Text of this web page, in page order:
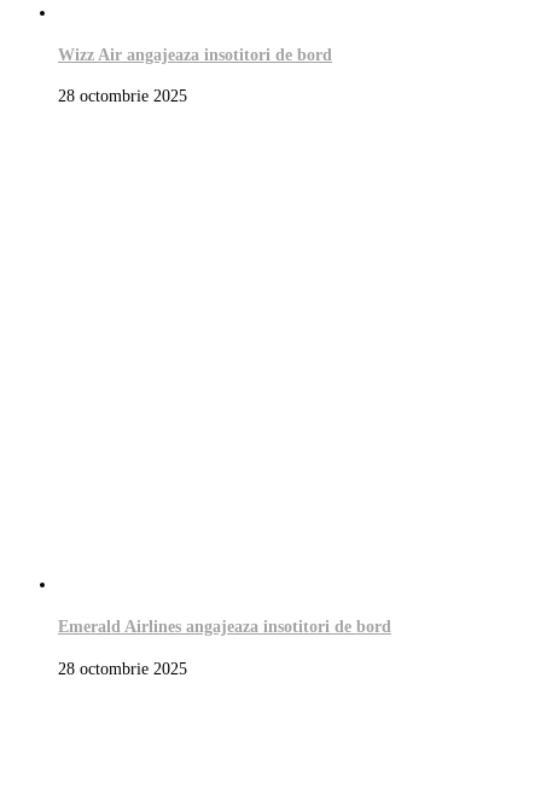
Wizz Air angajeaza insotitori de bord
28 octombrie 2025
Emerald Airlines angajeaza insotitori de bord
28 octombrie 2025